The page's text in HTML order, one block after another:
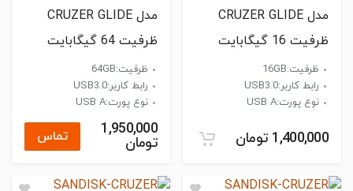
مدل CRUZER GLIDE
ظرفیت 16 گیگابایت
ظرفیت:16GB
رابط کاربر:USB3.0
نوع پورت:USB A
1,400,000 تومان
مدل CRUZER GLIDE
ظرفیت 64 گیگابایت
ظرفیت:64GB
رابط کاربر:USB3.0
نوع پورت:USB A
1,950,000
تومان تماس